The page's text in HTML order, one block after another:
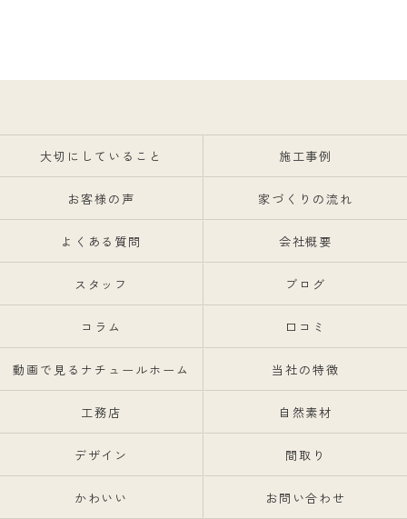
大切にしていること 施工事例
お客様の声 家づくりの流れ
よくある質問 会社概要
スタッフ ブログ
コラム 口コミ
動画で見るナチュールホーム 当社の特徴
工務店 自然素材
デザイン 間取り
かわいい お問い合わせ